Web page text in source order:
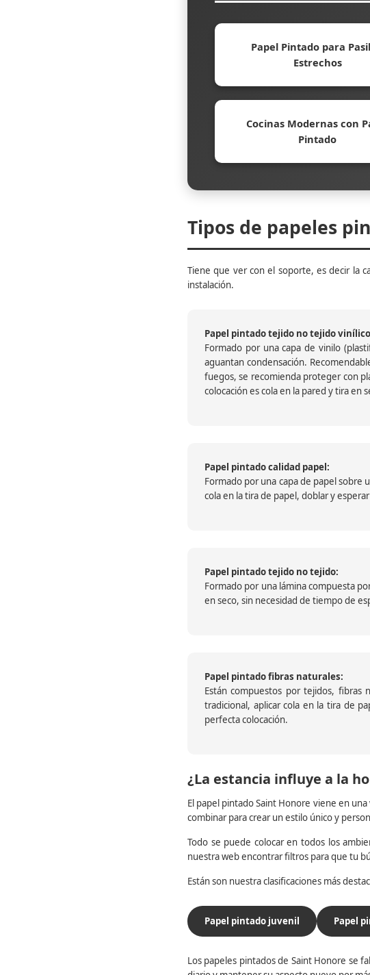
Papel Pintado para
Estrechos
Cocinas Modernas con
Pintado
Tipos de papeles
Tiene que ver con el soporte, es decir la
instalación.
Papel pintado tejido no tejido
Formado por una capa de vinilo
aguantan condensación.
fuegos, se recomienda proteger con
colocación es cola en la pared y tira en
Papel pintado calidad papel:
Formado por una capa de papel sobre
cola en la tira de papel, doblar y
Papel pintado tejido no tejido:
Formado por una lámina compuesta
en seco, sin necesidad de tiempo de
Papel pintado fibras naturales:
Están compuestos por tejidos, fibras
tradicional, aplicar cola en la tira de
perfecta colocación.
¿La estancia influye a la
El papel pintado Saint Honore viene en
combinar para crear un estilo único y
Todo se puede colocar en todos los
nuestra web encontrar filtros para que tu
Están son nuestra clasificaciones más
Papel pintado juvenil Papel
Los papeles pintados de Saint Honore se